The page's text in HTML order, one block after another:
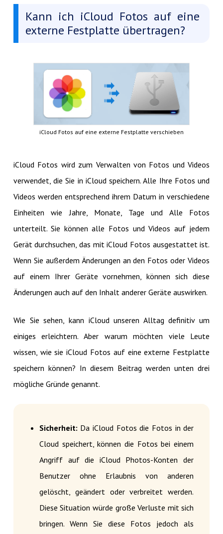
Kann ich iCloud Fotos auf eine
externe Festplatte übertragen?
iCloud Fotos auf eine externe Festplatte verschieben
iCloud Fotos wird zum Verwalten von Fotos und Videos
verwendet, die Sie in iCloud speichern. Alle Ihre Fotos und
Videos werden entsprechend ihrem Datum in verschiedene
Einheiten wie Jahre, Monate, Tage und Alle Fotos
unterteilt. Sie können alle Fotos und Videos auf jedem
Gerät durchsuchen, das mit iCloud Fotos ausgestattet ist.
Wenn Sie außerdem Änderungen an den Fotos oder Videos
auf einem Ihrer Geräte vornehmen, können sich diese
Änderungen auch auf den Inhalt anderer Geräte auswirken.
Wie Sie sehen, kann iCloud unseren Alltag definitiv um
einiges erleichtern. Aber warum möchten viele Leute
wissen, wie sie iCloud Fotos auf eine externe Festplatte
speichern können? In diesem Beitrag werden unten drei
mögliche Gründe genannt.
Sicherheit: Da iCloud Fotos die Fotos in der
Cloud speichert, können die Fotos bei einem
Angriff auf die iCloud Photos-Konten der
Benutzer ohne Erlaubnis von anderen
gelöscht, geändert oder verbreitet werden.
Diese Situation würde große Verluste mit sich
bringen. Wenn Sie diese Fotos jedoch als